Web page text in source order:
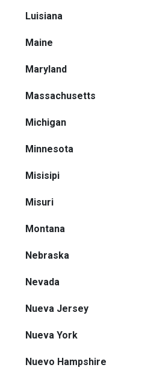
Luisiana
Maine
Maryland
Massachusetts
Michigan
Minnesota
Misisipi
Misuri
Montana
Nebraska
Nevada
Nueva Jersey
Nueva York
Nuevo Hampshire